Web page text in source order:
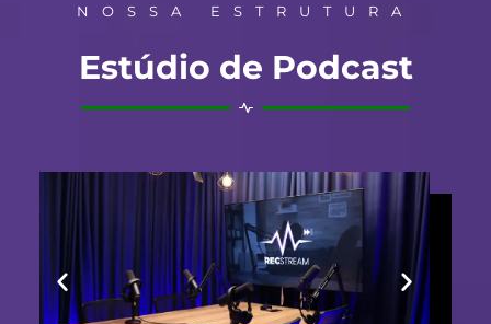
NOSSA ESTRUTURA
Estúdio de Podcast